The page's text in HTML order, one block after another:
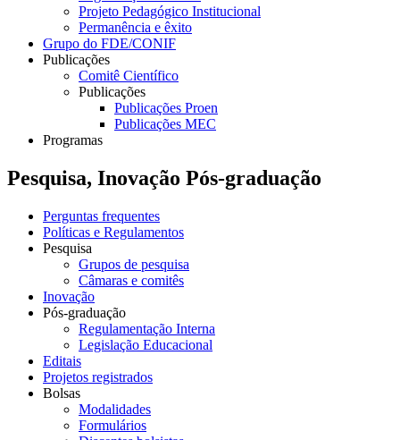
Projeto Pedagógico Institucional
Permanência e êxito
Grupo do FDE/CONIF
Publicações
Comitê Científico
Publicações
Publicações Proen
Publicações MEC
Programas
Pesquisa, Inovação Pós-graduação
Perguntas frequentes
Políticas e Regulamentos
Pesquisa
Grupos de pesquisa
Câmaras e comitês
Inovação
Pós-graduação
Regulamentação Interna
Legislação Educacional
Editais
Projetos registrados
Bolsas
Modalidades
Formulários